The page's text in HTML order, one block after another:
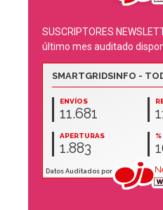
SUSCRIPTORES
último mes auditado